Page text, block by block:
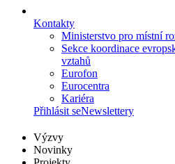
Kontakty
Ministerstvo pro místní
Sekce koordinace
vztahů
Eurofon
Eurocentra
Kariéra
Přihlásit seNewslettery
Výzvy
Novinky